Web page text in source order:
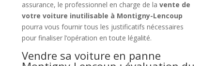
assurance, le professionnel en charge de la vente de
votre voiture inutilisable à Montigny-Lencoup
pourra vous fournir tous les justificatifs nécessaires
pour finaliser l’opération en toute légalité.
Vendre sa voiture en panne